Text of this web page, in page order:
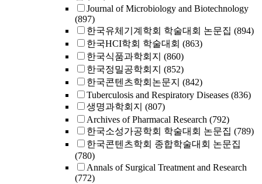
Journal of Microbiology and Biotechnology
(897)
한국유체기계학회 학술대회 논문집 (894)
한국HCI학회 학술대회 (863)
한국식품과학회지 (860)
한국정밀공학회지 (852)
한국콘텐츠학회논문지 (842)
Tuberculosis and Respiratory Diseases (836)
생명과학회지 (807)
Archives of Pharmacal Research (792)
한국소성가공학회 학술대회 논문집 (789)
한국콘텐츠학회 종합학술대회 논문집
(780)
Annals of Surgical Treatment and Research
(772)